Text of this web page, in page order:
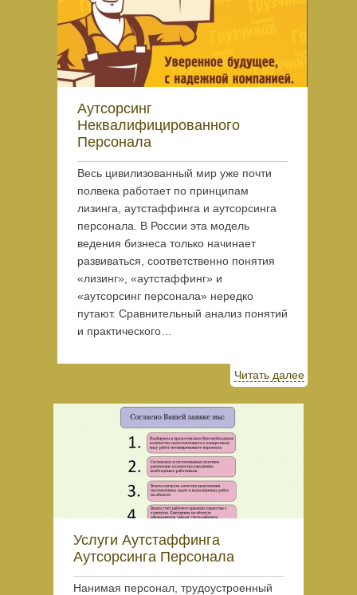
Аутсорсинг
Неквалифицированного
Персонала
Весь цивилизованный мир уже почти
полвека работает по принципам
лизинга, аутстаффинга и аутсорсинга
персонала. В России эта модель
ведения бизнеса только начинает
развиваться, соответственно понятия
«лизинг», «аутстаффинг» и
«аутсорсинг персонала» нередко
путают. Сравнительный анализ понятий
и практического…
Читать далее
Услуги Аутстаффинга
Аутсорсинга Персонала
Нанимая персонал, трудоустроенный